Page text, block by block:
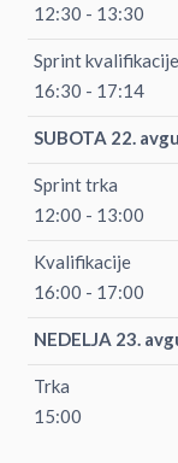
12:30 - 13:30
Sprint kvalifikacije
16:30 - 17:14
SUBOTA 22.
Sprint trka
12:00 - 13:00
Kvalifikacije
16:00 - 17:00
NEDELJA 23.
Trka
15:00